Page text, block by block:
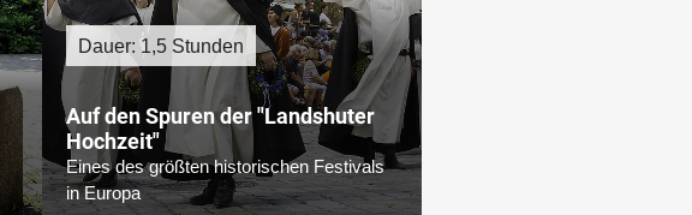
Dauer: 1,5 Stunden
Auf den Spuren der "Landshuter
Hochzeit"
Eines des größten historischen Festivals
in Europa